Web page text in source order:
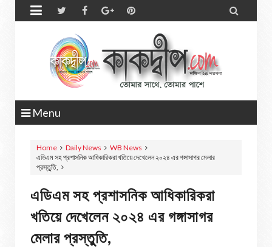
 
Menu
Home Daily News
WB News
এডিএম সহ প্রশাসনিক আধিকারিকরা খতিয়ে দেখেলেন ২০২৪ এর গঙ্গাসাগর মেলার
প্রস্তুুতি,
এডিএম সহ প্রশাসনিক আধিকারিকরা
খতিয়ে দেখেলেন ২০২৪ এর গঙ্গাসাগর
মেলার প্রস্তুুতি,